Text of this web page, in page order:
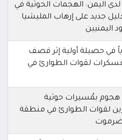
لدى اليمن: الهجمات الحوثية في
جديد على إرهاب المليشيا
اليمنيين
45 جندياً في حصيلة أولية إثر قصف
لقوات الطوارئ في
بمُسيرات حوثية
لقوات الطوارئ في منطقة